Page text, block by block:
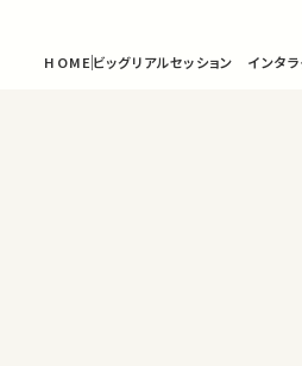
HOMEビッグリアルセッション インタラ